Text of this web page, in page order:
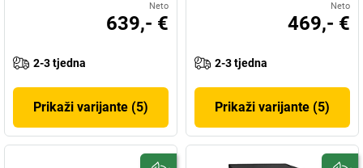
Neto
639,- €
2-3 tjedna
Prikaži varijante (5)
Neto
469,- €
2-3 tjedna
Prikaži varijante (5)